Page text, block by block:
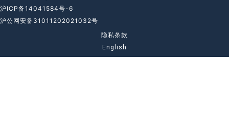
沪ICP备14041584号-6
沪公网安备31011202021032号
隐私条款
English